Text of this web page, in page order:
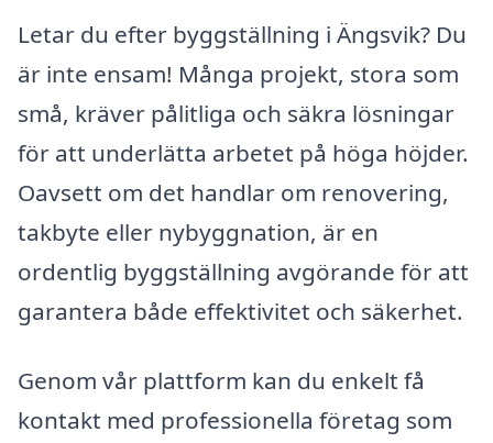
Letar du efter byggställning i Ängsvik? Du
är inte ensam! Många projekt, stora som
små, kräver pålitliga och säkra lösningar
för att underlätta arbetet på höga höjder.
Oavsett om det handlar om renovering,
takbyte eller nybyggnation, är en
ordentlig byggställning avgörande för att
garantera både effektivitet och säkerhet.
Genom vår plattform kan du enkelt få
kontakt med professionella företag som